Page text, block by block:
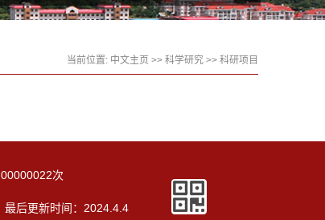
当前位置: 中文主页 >> 科学研究 >> 科研项目
00000022次
最后更新时间： 2024 4 4